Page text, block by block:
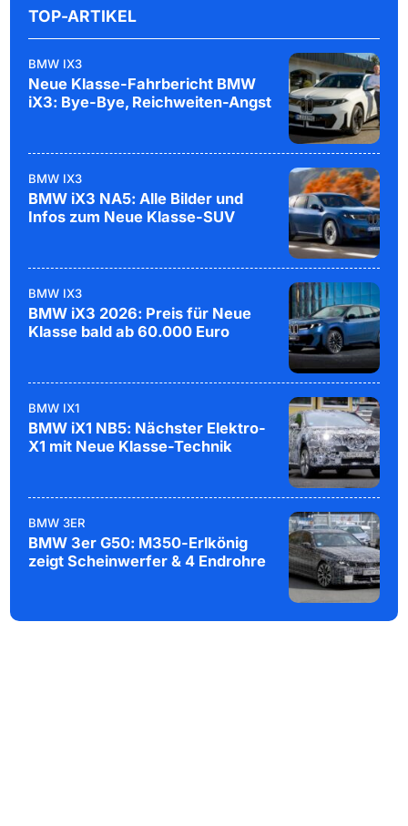
TOP-ARTIKEL
BMW IX3
Neue Klasse-Fahrbericht BMW
iX3: Bye-Bye, Reichweiten-Angst
BMW IX3
BMW iX3 NA5: Alle Bilder und
Infos zum Neue Klasse-SUV
BMW IX3
BMW iX3 2026: Preis für Neue
Klasse bald ab 60.000 Euro
BMW IX1
BMW iX1 NB5: Nächster Elektro-
X1 mit Neue Klasse-Technik
BMW 3ER
BMW 3er G50: M350-Erlkönig
zeigt Scheinwerfer & 4 Endrohre